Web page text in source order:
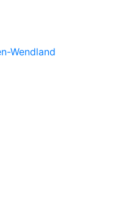
Wendland